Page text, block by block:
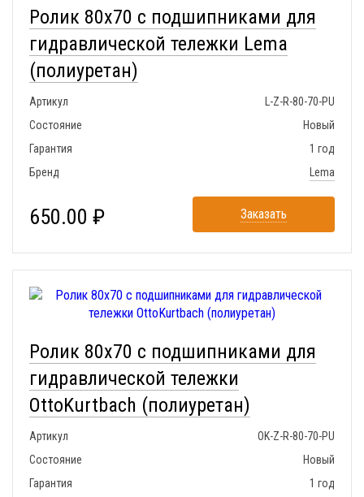
Ролик 80x70 с подшипниками для
гидравлической тележки Lema
(полиуретан)
Артикул
L-Z-R-80-70-PU
Состояние
Новый
Гарантия
1 год
Бренд
Lema
650.00 ₽ Заказать
Ролик 80x70 с подшипниками для
гидравлической тележки
OttoKurtbach (полиуретан)
Артикул
OK-Z-R-80-70-PU
Состояние
Новый
Гарантия
1 год